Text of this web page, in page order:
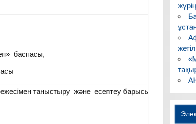
баспасы,
таныстыру және есептеу барысында